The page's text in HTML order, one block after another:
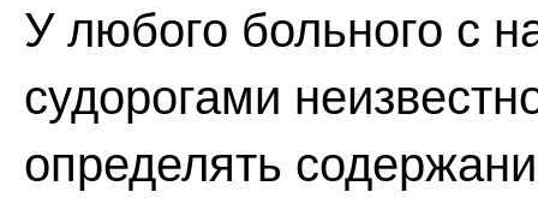
У любого больного с
судорогами
определять